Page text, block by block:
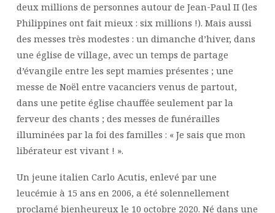
deux millions de personnes autour de Jean-Paul II (les
Philippines ont fait mieux : six millions !). Mais aussi
des messes très modestes : un dimanche d’hiver, dans
une église de village, avec un temps de partage
d’évangile entre les sept mamies présentes ; une
messe de Noël entre vacanciers venus de partout,
dans une petite église chauffée seulement par la
ferveur des chants ; des messes de funérailles
illuminées par la foi des familles : « Je sais que mon
libérateur est vivant ! ».
Un jeune italien Carlo Acutis, enlevé par une
leucémie à 15 ans en 2006, a été solennellement
proclamé bienheureux le 10 octobre 2020. Né dans une